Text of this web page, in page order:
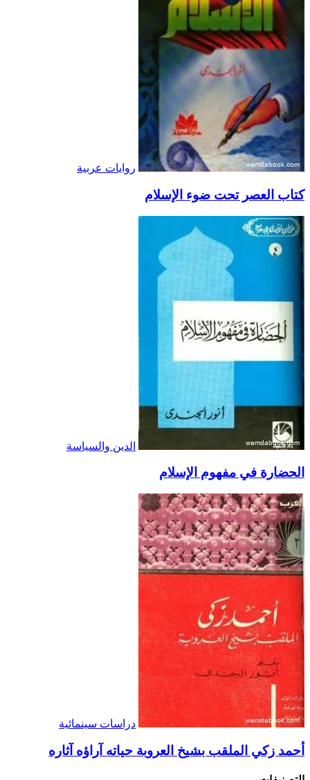
روايات عربية
كتاب العصر تحت ضوء الإسلام
الدين والسياسة
الحضارة في مفهوم الإسلام
دراسات سينمائية
أحمد زكي الملقب بشيخ العروبة حياته آراؤه آثاره